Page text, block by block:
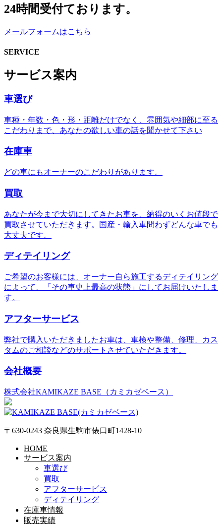
24時間受付ております。
メールフォームはこちら
SERVICE
サービス案内
車選び
車種・年数・色・形・距離だけでなく、雰囲気や細部に至る
こだわりまで、あなたの欲しい車の話を聞かせて下さい
在庫車
どの車にもオーナーのこだわりがあります。
買取
あなたが今まで大切にしてきたお車を、納得のいくお値段で
買取させていただきます。国産・輸入車問わずどんな車でも
大丈夫です。
ディテイリング
ご希望のお客様には、オーナー自ら施工するディテイリング
によって、「その車史上最高の状態」にしてお届けいたしま
す。
アフターサービス
弊社で購入いただきましたお車は、車検や整備、修理、カス
タムのご相談などのサポートさせていただきます。
会社概要
株式会社KAMIKAZE BASE（カミカゼベース）
〒630-0243 奈良県生駒市俵口町1428-10
HOME
サービス案内
車選び
買取
アフターサービス
ディテイリング
在庫車情報
販売実績